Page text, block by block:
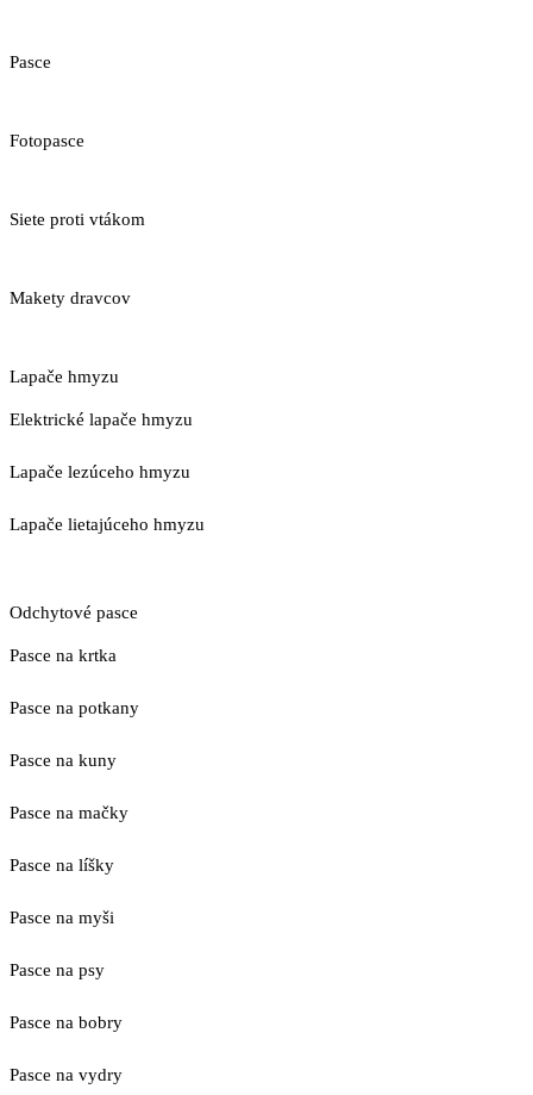
Pasce
Fotopasce
Siete proti vtákom
Makety dravcov
Lapače hmyzu
Elektrické lapače hmyzu
Lapače lezúceho hmyzu
Lapače lietajúceho hmyzu
Odchytové pasce
Pasce na krtka
Pasce na potkany
Pasce na kuny
Pasce na mačky
Pasce na líšky
Pasce na myši
Pasce na psy
Pasce na bobry
Pasce na vydry